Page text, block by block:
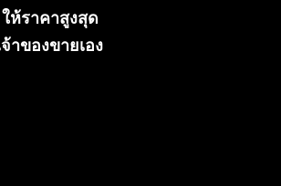
ห้ราคาสูงสุด
าของขายเอง